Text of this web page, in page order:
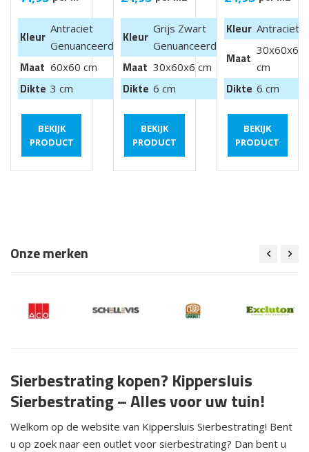
Kleur
Antraciet
Genuanceerd
Maat 60x60 cm
Dikte 3 cm
BEKIJK
PRODUCT
Kleur
Grijs Zwart
Genuanceerd
Maat 30x60x6 cm
Dikte 6 cm
BEKIJK
PRODUCT
Kleur Antraciet
Maat
30x60x6
cm
Dikte 6 cm
BEKIJK
PRODUCT
Onze merken
Sierbestrating kopen? Kippersluis
Sierbestrating – Alles voor uw tuin!
Welkom op de website van Kippersluis Sierbestrating! Bent
u op zoek naar een outlet voor sierbestrating? Dan bent u